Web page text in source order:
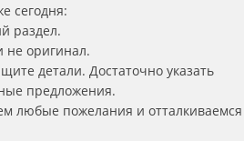
сегодня:
раздел.
не оригинал.
детали. Достаточно указать
предложения.
любые пожелания и отталкиваемся